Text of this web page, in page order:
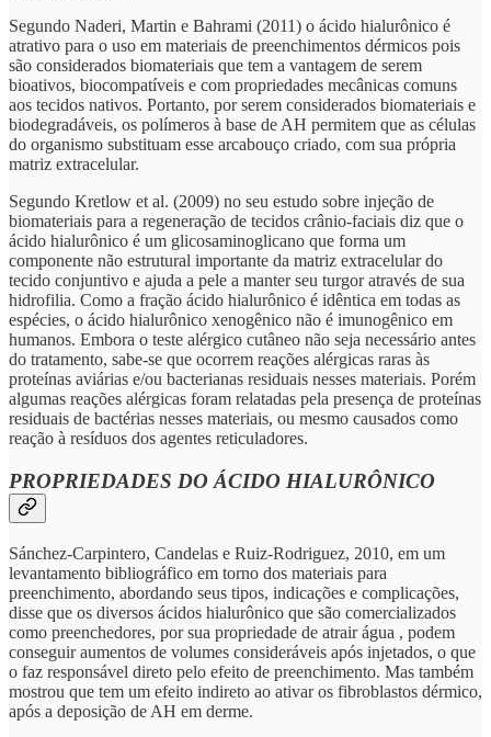
Segundo Naderi, Martin e Bahrami (2011) o ácido hialurônico é
atrativo para o uso em materiais de preenchimentos dérmicos pois
são considerados biomateriais que tem a vantagem de serem
bioativos, biocompatíveis e com propriedades mecânicas comuns
aos tecidos nativos. Portanto, por serem considerados biomateriais e
biodegradáveis, os polímeros à base de AH permitem que as células
do organismo substituam esse arcabouço criado, com sua própria
matriz extracelular.
Segundo Kretlow et al. (2009) no seu estudo sobre injeção de
biomateriais para a regeneração de tecidos crânio-faciais diz que o
ácido hialurônico é um glicosaminoglicano que forma um
componente não estrutural importante da matriz extracelular do
tecido conjuntivo e ajuda a pele a manter seu turgor através de sua
hidrofilia. Como a fração ácido hialurônico é idêntica em todas as
espécies, o ácido hialurônico xenogênico não é imunogênico em
humanos. Embora o teste alérgico cutâneo não seja necessário antes
do tratamento, sabe-se que ocorrem reações alérgicas raras às
proteínas aviárias e/ou bacterianas residuais nesses materiais. Porém
algumas reações alérgicas foram relatadas pela presença de proteínas
residuais de bactérias nesses materiais, ou mesmo causados como
reação à resíduos dos agentes reticuladores.
PROPRIEDADES DO ÁCIDO HIALURÔNICO
Sánchez-Carpintero, Candelas e Ruiz-Rodriguez, 2010, em um
levantamento bibliográfico em torno dos materiais para
preenchimento, abordando seus tipos, indicações e complicações,
disse que os diversos ácidos hialurônico que são comercializados
como preenchedores, por sua propriedade de atrair água , podem
conseguir aumentos de volumes consideráveis após injetados, o que
o faz responsável direto pelo efeito de preenchimento. Mas também
mostrou que tem um efeito indireto ao ativar os fibroblastos dérmico,
após a deposição de AH em derme.